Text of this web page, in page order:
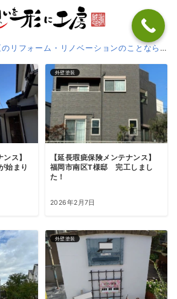
リフォーム・リノベーションのことなら
ス】
始まり
外壁塗装
【延長瑕疵保険メンテナンス】
福岡市南区T様邸 完工しまし
た！
2026年2月7日
外壁塗装